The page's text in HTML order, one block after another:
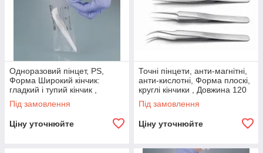
Одноразовий пінцет, PS,
Форма Широкий кінчик:
гладкий і тупий кінчик ,
Довжина 130 мм, Стерильні +
, Bürkle,
Під замовлення
Ціну уточнюйте
Точні пінцети, анти-магнітні,
анти-кислотні, Форма плоскі,
круглі кінчики , Довжина 120
мм, Ideal-tek,
Під замовлення
Ціну уточнюйте